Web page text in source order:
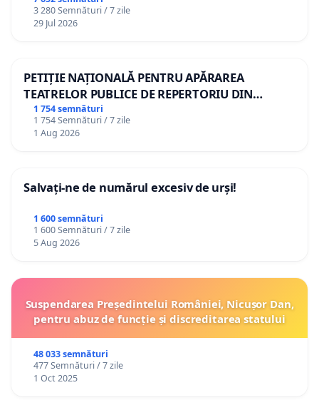
3 280 Semnături / 7 zile
29 Jul 2026
PETIȚIE NAȚIONALĂ PENTRU APĂRAREA
TEATRELOR PUBLICE DE REPERTORIU DIN
ROMÂNIA
1 754 semnături
1 754 Semnături / 7 zile
1 Aug 2026
Salvați-ne de numărul excesiv de urși!
1 600 semnături
1 600 Semnături / 7 zile
5 Aug 2026
Suspendarea Președintelui României, Nicușor Dan,
pentru abuz de funcție și discreditarea statului
48 033 semnături
477 Semnături / 7 zile
1 Oct 2025